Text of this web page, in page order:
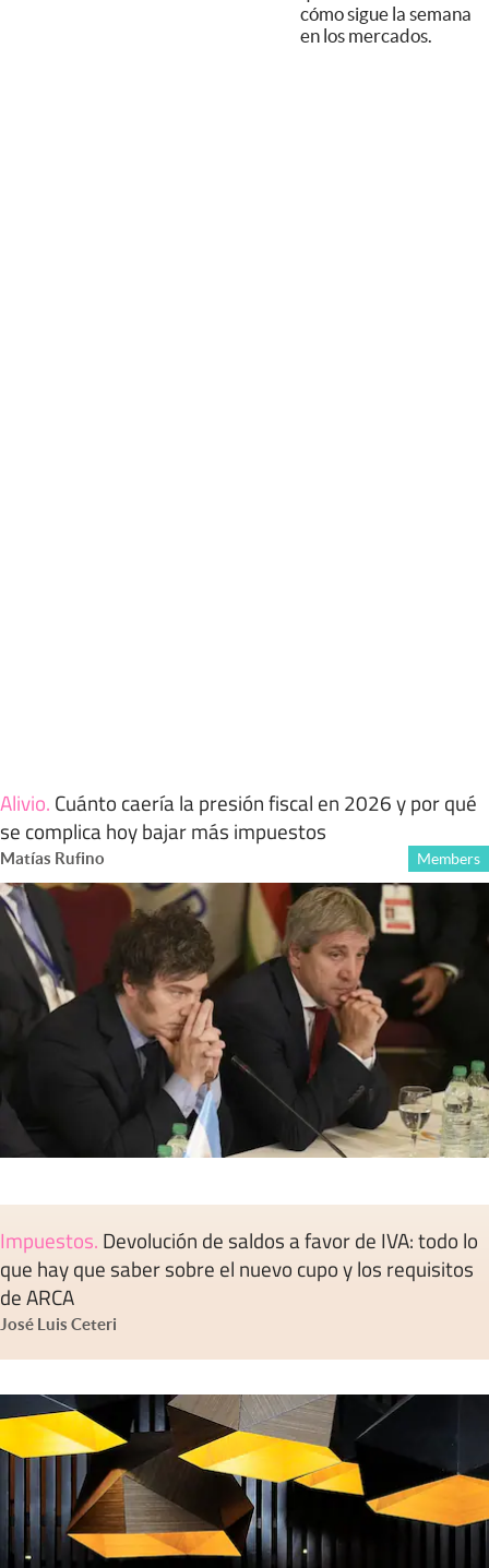
cómo sigue la semana
en los mercados.
Alivio. Cuánto caería la presión fiscal en 2026 y por qué
se complica hoy bajar más impuestos
Matías Rufino Members
Impuestos. Devolución de saldos a favor de IVA: todo lo
que hay que saber sobre el nuevo cupo y los requisitos
de ARCA
José Luis Ceteri